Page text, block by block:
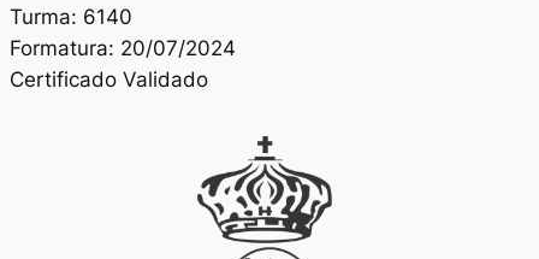
Turma: 6140
Formatura: 20/07/2024
Certificado Validado